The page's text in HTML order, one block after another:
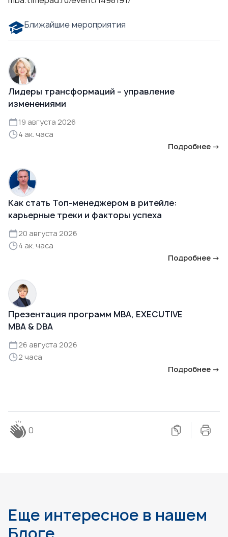
Ближайшие мероприятия
Лидеры трансформаций – управление
изменениями
19 августа 2026
4 ак. часа
Подробнее →
Как стать Топ-менеджером в ритейле:
карьерные треки и факторы успеха
20 августа 2026
4 ак. часа
Подробнее →
Презентация программ MBA, EXECUTIVE
MBA & DBA
26 августа 2026
2 часа
Подробнее →
0
Еще интересное в нашем